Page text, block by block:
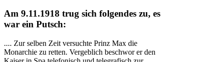
Am 9.11.1918 trug sich folgendes zu, es
war ein Putsch:
.... Zur selben Zeit versuchte Prinz Max die
Monarchie zu retten. Vergeblich beschwor er den